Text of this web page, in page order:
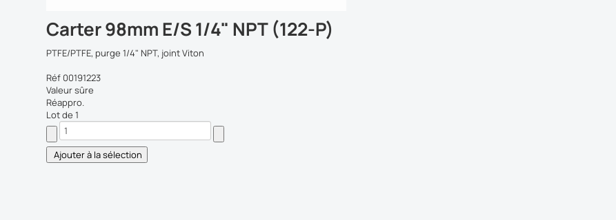
Carter 98mm E/S 1/4" NPT (122-P)
PTFE/PTFE, purge 1/4" NPT, joint Viton
Réf 00191223
Valeur sûre
Réappro.
Lot de 1